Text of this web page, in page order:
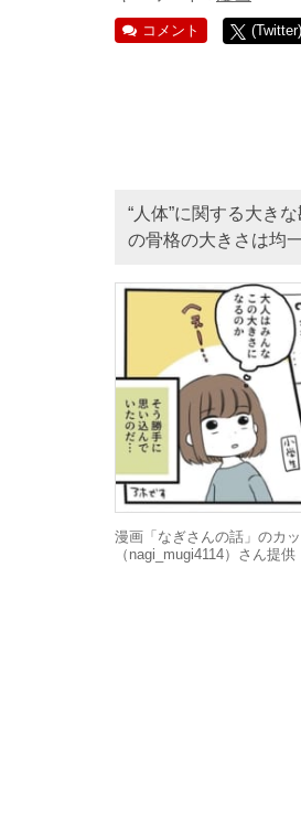
コメント (Twitter)
“人体”に関する大き
の骨格の大きさは均
漫画「なぎさんの話」のカ
（nagi_mugi4114）さん提供